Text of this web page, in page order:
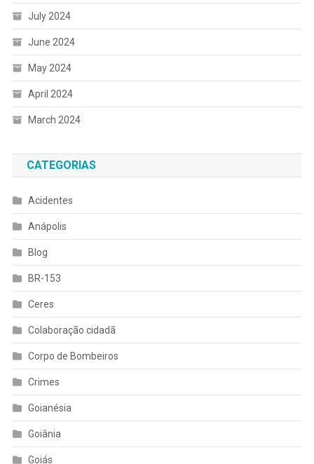
July 2024
June 2024
May 2024
April 2024
March 2024
CATEGORIAS
Acidentes
Anápolis
Blog
BR-153
Ceres
Colaboração cidadã
Corpo de Bombeiros
Crimes
Goianésia
Goiânia
Goiás